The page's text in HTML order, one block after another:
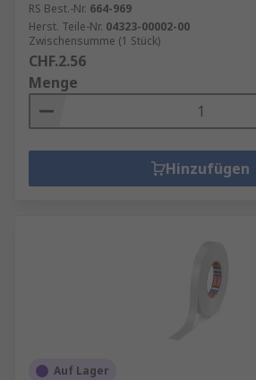
RS Best.-Nr. 664-969
Herst. Teile-Nr. 04323-00002-00
Zwischensumme (1 Stück)
CHF.2.56
Menge
Hinzufügen
Auf Lager